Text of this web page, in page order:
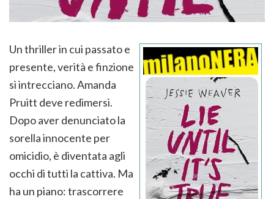
Un thriller in cui passato e
presente, verità e finzione
si intrecciano. Amanda
Pruitt deve redimersi.
Dopo aver denunciato la
sorella innocente per
omicidio, è diventata agli
occhi di tutti la cattiva. Ma
ha un piano: trascorrere